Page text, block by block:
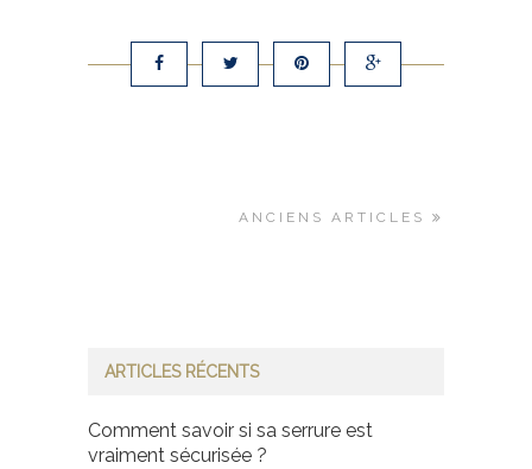
ANCIENS ARTICLES
ARTICLES RÉCENTS
Comment savoir si sa serrure est
vraiment sécurisée ?